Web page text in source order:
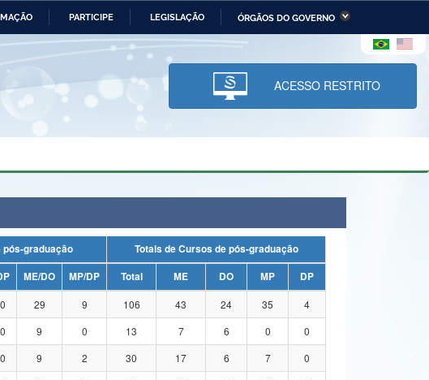
PARTICIPE LEGISLAÇÃO ÓRGÃOS DO GOVERNO
Ministério da Economia Ministério da Infraestrutura
Ministério da Ciência,
Tecnologia, Inovações e
Comunicações
e dos Direitos Humanos
Planalto
ACESSO RESTRITO
Total de Programas de pós-graduação
Totais de Cursos de pós-graduação
ME/DO MP/DP Total ME DO MP
DP
0 29 9 106 43 24 35
4
0 9 0 13 7 6 0
0
0 9 2 30 17 6 7
0